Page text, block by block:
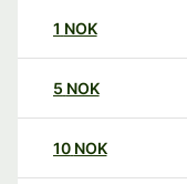
1 NOK
5 NOK
10 NOK